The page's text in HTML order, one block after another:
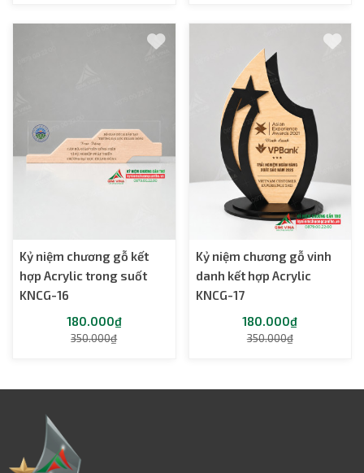
Kỷ niệm chương gỗ kết
hợp Acrylic trong suốt
KNCG-16
180.000₫
350.000₫
Kỷ niệm chương gỗ vinh
danh kết hợp Acrylic
KNCG-17
180.000₫
350.000₫